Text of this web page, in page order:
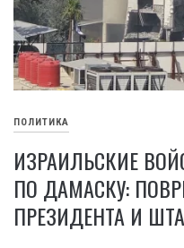
ПОЛИТИКА
ИЗРАИЛЬСКИЕ
ПО ДАМАСКУ:
ПРЕЗИДЕНТА И